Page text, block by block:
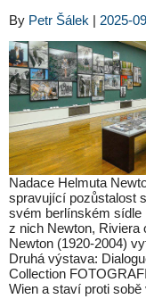
By Petr Šálek | 2025-
Nadace Helmuta
spravující pozůstalost
svém berlínském sídle
z nich Newton, Riviera
Newton (1920-2004)
Druhá výstava:
Collection
Wien a staví proti